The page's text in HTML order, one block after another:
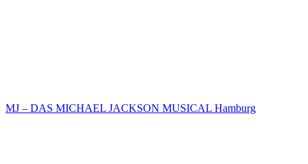
MJ – DAS MICHAEL JACKSON MUSICAL Hamburg